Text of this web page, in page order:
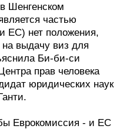
Шенгенском
частью
ЕС) нет положения,
выдачу виз для
Би-би-си
прав человека
юридических наук
Еврокомиссия - и ЕС